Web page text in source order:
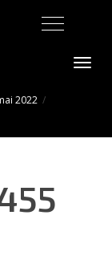
Activer/
2022